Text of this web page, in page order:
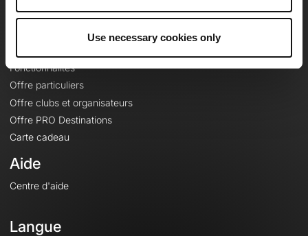
Use necessary cookies only
Fonctionnalités
Offre particuliers
Offre clubs et organisateurs
Offre PRO Destinations
Carte cadeau
Aide
Centre d'aide
Langue